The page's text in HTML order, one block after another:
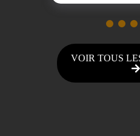
1 2 3
VOIR TOUS